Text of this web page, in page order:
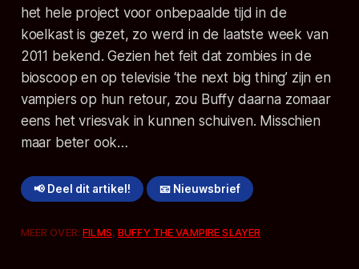
het hele project voor onbepaalde tijd in de
koelkast is gezet, zo werd in de laatste week van
2011 bekend. Gezien het feit dat zombies in de
bioscoop en op televisie ‘the next big thing’ zijn en
vampiers op hun retour, zou Buffy daarna zomaar
eens het vriesvak in kunnen schuiven. Misschien
maar beter ook…
📢 Deel dit artikel! 📧 Nieuwsbrief
MEER OVER:FILMS,BUFFY THE VAMPIRE SLAYER